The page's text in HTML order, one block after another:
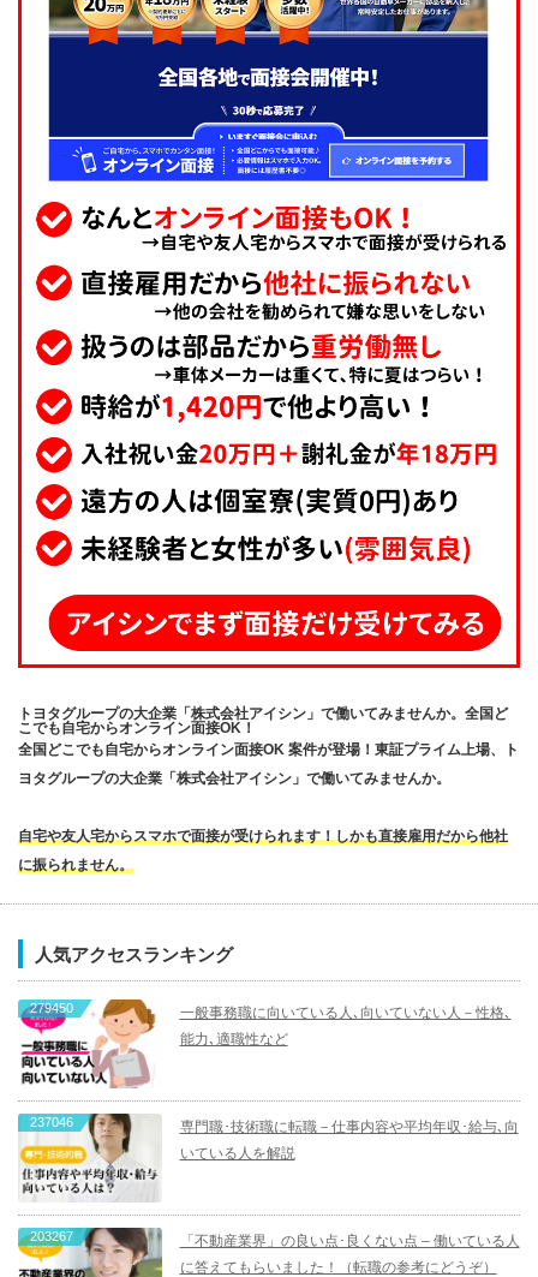
トヨタグループの大企業「株式会社アイシン」で働いてみませんか。全国ど
こでも自宅からオンライン面接OK！
全国どこでも自宅からオンライン面接OK 案件が登場！東証プライム上場、ト
ヨタグループの大企業「株式会社アイシン」で働いてみませんか。
自宅や友人宅からスマホで面接が受けられます！しかも直接雇用だから他社
に振られません。
人気アクセスランキング
279450
一般事務職に向いている人､向いていない人－性格､
能力､適職性など
237046
専門職･技術職に転職－仕事内容や平均年収･給与､向
いている人を解説
203267
「不動産業界」の良い点･良くない点 – 働いている人
に答えてもらいました！（転職の参考にどうぞ）